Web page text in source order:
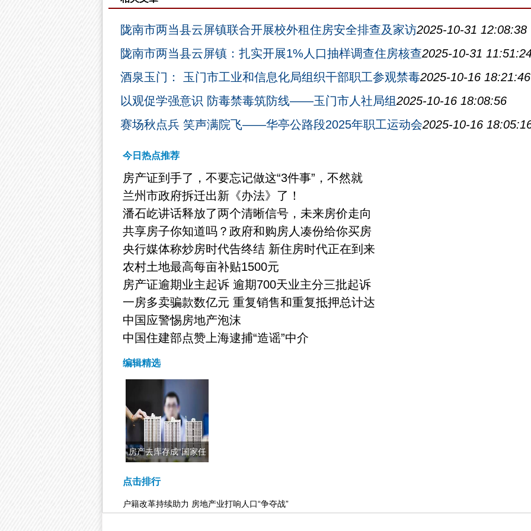
陇南市两当县云屏镇联合开展校外租住房安全排查及家访2025-10-31 12:08:38
陇南市两当县云屏镇：扎实开展1%人口抽样调查住房核查2025-10-31
酒泉玉门： 玉门市工业和信息化局组织干部职工参观禁毒2025-10-16 18:21:46
以观促学强意识 防毒禁毒筑防线——玉门市人社局组2025-10-16 18:08:56
赛场秋点兵 笑声满院飞——华亭公路段2025年职工运动会2025-10-16
今日热点推荐
房产证到手了，不要忘记做这“3件事”，不然就
兰州市政府拆迁出新《办法》了！
潘石屹讲话释放了两个清晰信号，未来房价走向
共享房子你知道吗？政府和购房人凑份给你买房
央行媒体称炒房时代告终结 新住房时代正在到来
农村土地最高每亩补贴1500元
房产证逾期业主起诉 逾期700天业主分三批起诉
一房多卖骗款数亿元 重复销售和重复抵押总计达
中国应警惕房地产泡沫
中国住建部点赞上海逮捕“造谣”中介
编辑精选
房产去库存成“国家任
点击排行
户籍改革持续助力 房地产业打响人口“争夺战”